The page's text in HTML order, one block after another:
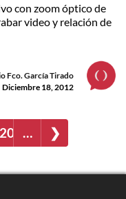
con zoom óptico de
video y relación de
Fco. García Tirado
Diciembre 18, 2012
… ❯